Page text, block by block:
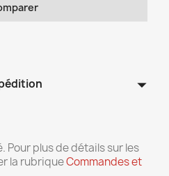
arrow_drop_down
Pour plus de détails sur les
la rubriqueCommandes et